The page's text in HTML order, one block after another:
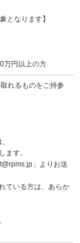
となります】
万円以上の方
れるものをご持参
ます。
」よりお送
ている方は、あらか